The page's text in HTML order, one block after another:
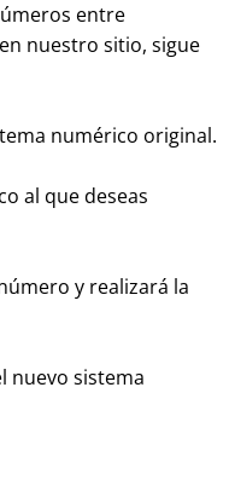
entre
nuestro sitio, sigue
numérico original.
al que deseas
y realizará la
nuevo sistema